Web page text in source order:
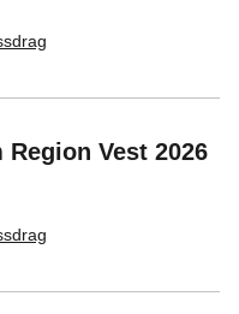
Vest 2026